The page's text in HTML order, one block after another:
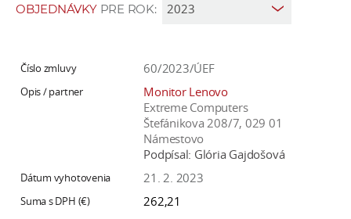
OBJEDNÁVKYPRE ROK:
60/2023/ÚEF
Monitor Lenovo
Extreme Computers
Štefánikova 208/7, 029 01
Námestovo
Podpísal: Glória Gajdošová
21. 2. 2023
262,21